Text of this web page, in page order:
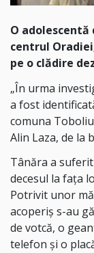
O adolescentă
centrul
pe o clădire
„În urma
a fost
comuna
Alin Laza, de la
Tânăra a
decesul la fața
Potrivit unor
acoperiș s-au
de votcă, o
telefon și o